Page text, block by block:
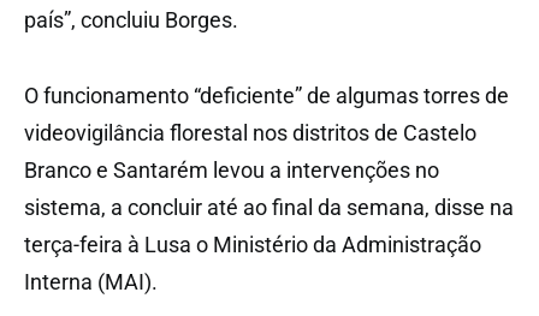
país”, concluiu Borges.
O funcionamento “deficiente” de algumas torres de
videovigilância florestal nos distritos de Castelo
Branco e Santarém levou a intervenções no
sistema, a concluir até ao final da semana, disse na
terça-feira à Lusa o Ministério da Administração
Interna (MAI).